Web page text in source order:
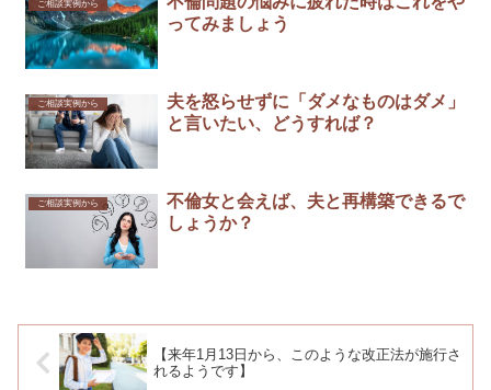
ご相談実例から
ってみましょう
ご相談実例から
夫を怒らせずに「ダメなものはダメ」
と言いたい、どうすれば？
ご相談実例から
不倫女と会えば、夫と再構築できるで
しょうか？
【来年1月13日から、このような改正法が施行さ
れるようです】